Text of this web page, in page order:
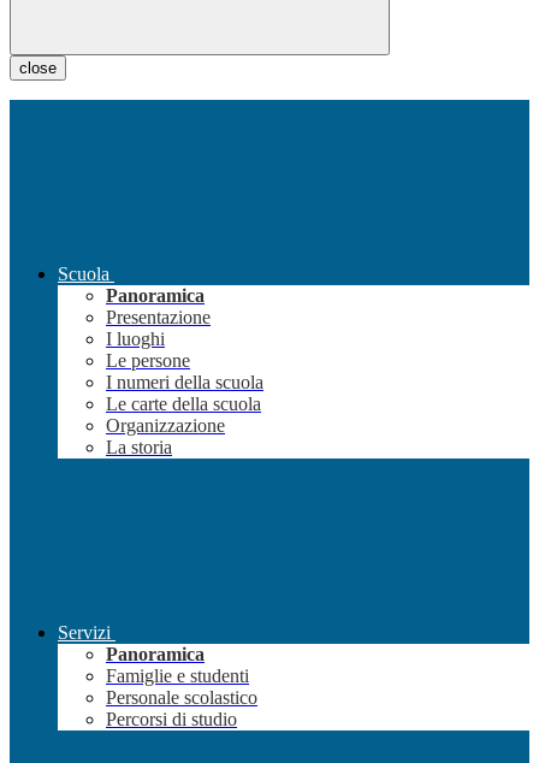
close
Scuola
Panoramica
Presentazione
I luoghi
Le persone
I numeri della scuola
Le carte della scuola
Organizzazione
La storia
Servizi
Panoramica
Famiglie e studenti
Personale scolastico
Percorsi di studio